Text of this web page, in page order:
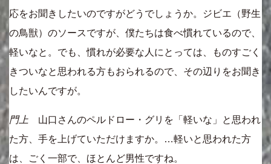
応をお聞きしたいのですがどうでしょうか。ジビエ（野生
の鳥獣）のソースですが、僕たちは食べ慣れているので、
軽いなと。でも、慣れが必要な人にとっては、ものすごく
きついなと思われる方もおられるので、その辺りをお聞き
したいんですが。
門上 山口さんのペルドロー・グリを「軽いな」と思われ
た方、手を上げていただけますか。…軽いと思われた方
は、ごく一部で、ほとんど男性ですね。